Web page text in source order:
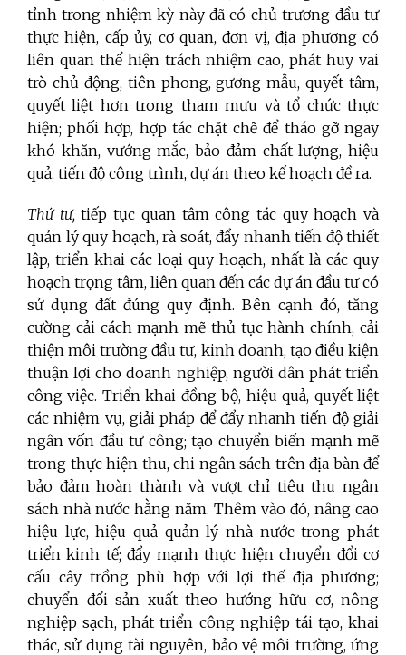
tỉnh trong nhiệm kỳ này đã có chủ trương đầu tư
thực hiện, cấp ủy, cơ quan, đơn vị, địa phương có
liên quan thể hiện trách nhiệm cao, phát huy vai
trò chủ động, tiên phong, gương mẫu, quyết tâm,
quyết liệt hơn trong tham mưu và tổ chức thực
hiện; phối hợp, hợp tác chặt chẽ để tháo gỡ ngay
khó khăn, vướng mắc, bảo đảm chất lượng, hiệu
quả, tiến độ công trình, dự án theo kế hoạch đề ra.
Thứ tư, tiếp tục quan tâm công tác quy hoạch và
quản lý quy hoạch, rà soát, đẩy nhanh tiến độ thiết
lập, triển khai các loại quy hoạch, nhất là các quy
hoạch trọng tâm, liên quan đến các dự án đầu tư có
sử dụng đất đúng quy định. Bên cạnh đó, tăng
cường cải cách mạnh mẽ thủ tục hành chính, cải
thiện môi trường đầu tư, kinh doanh, tạo điều kiện
thuận lợi cho doanh nghiệp, người dân phát triển
công việc. Triển khai đồng bộ, hiệu quả, quyết liệt
các nhiệm vụ, giải pháp để đẩy nhanh tiến độ giải
ngân vốn đầu tư công; tạo chuyển biến mạnh mẽ
trong thực hiện thu, chi ngân sách trên địa bàn để
bảo đảm hoàn thành và vượt chỉ tiêu thu ngân
sách nhà nước hằng năm. Thêm vào đó, nâng cao
hiệu lực, hiệu quả quản lý nhà nước trong phát
triển kinh tế; đẩy mạnh thực hiện chuyển đổi cơ
cấu cây trồng phù hợp với lợi thế địa phương;
chuyển đổi sản xuất theo hướng hữu cơ, nông
nghiệp sạch, phát triển công nghiệp tái tạo, khai
thác, sử dụng tài nguyên, bảo vệ môi trường, ứng